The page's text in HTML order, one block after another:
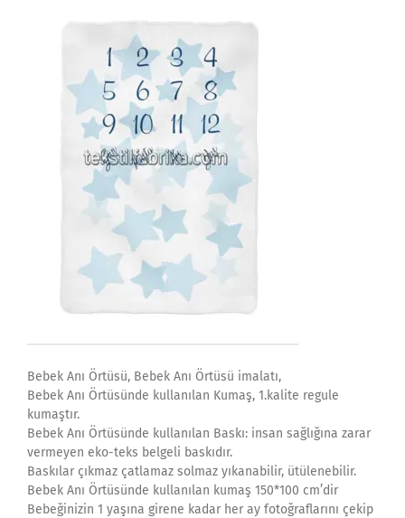
Bebek Anı Örtüsü, Bebek Anı Örtüsü imalatı,
Bebek Anı Örtüsünde kullanılan Kumaş, 1.kalite regule
kumaştır.
Bebek Anı Örtüsünde kullanılan Baskı: insan sağlığına zarar
vermeyen eko-teks belgeli baskıdır.
Baskılar çıkmaz çatlamaz solmaz yıkanabilir, ütülenebilir.
Bebek Anı Örtüsünde kullanılan kumaş 150*100 cm’dir
Bebeğinizin 1 yaşına girene kadar her ay fotoğraflarını çekip